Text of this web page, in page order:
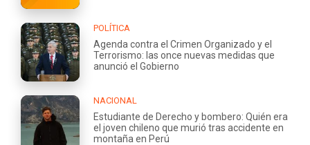
POLÍTICA
Agenda contra el Crimen Organizado y el
Terrorismo: las once nuevas medidas que
anunció el Gobierno
NACIONAL
Estudiante de Derecho y bombero: Quién era
el joven chileno que murió tras accidente en
montaña en Perú